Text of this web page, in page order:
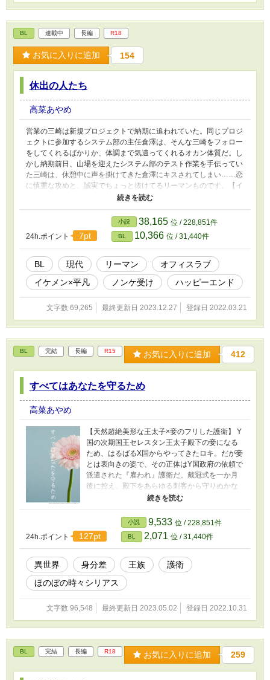
BL 連載中 長編 R18
お気に入りに追加 154
休出の人たち
高菜あやめ
営業の三崎は新規プロジェクトで納期に追われていた。同じプロジ
ェクトに参加するシステム部の主任倉澤は、そんな三崎をフォロー
をしてくれるばかりか、体調まで気遣ってくれるオカン体質だ。し
かし納期前日、山場を迎えたシステム部のテスト作業を手伝ってい
た三崎は、休憩中に声を掛けてきた倉澤にキスされてしまい……恋
に慎重な攻めと、誠実でちょっと抜けてるリーマンものです。【イ
ケメンで包容力あるけど恋に臆病？な攻ｘ真面目でちょっと抜けて
る受】
24h.ポイント 7pt
小説 38,165 位 / 228,851件
BL 10,366 位 / 31,440件
BL 現代 リーマン
オフィスラブ
イケメン×平凡
ノンケ受け ハッピーエンド
文字数 69,265 最終更新日 2023.12.27 登録日 2022.03.21
BL 完結 長編 R15 お気に入りに追加 412
すべてはあなたを守るため
高菜あやめ
【天然超絶美形な王太子×妾のフリした護衛】 Y
国の次期国王セレスタン王太子殿下の妾になる
ため、はるばるX国からやってきたロキ。だが妾
とは表向きの姿で、その正体はY国政府の依頼で
派遣された『雇われ』護衛だ。戴冠式を一か月
後に控え、殿下をあらゆる刺客から守りぬかな
くてはならない。しかしこの任務、殿下に素性
を知られないことが条件で、そのため武器も取
り上げられ、丸腰で護衛をするとか無茶な注文
をされる。ロキははたして殿下を守りぬけるの
か……愛情深い王太子殿下とポンコツ護衛のほ
のぼの切ないラブコメディです
24h.ポイント 127pt
小説 9,533 位 / 228,851件
BL 2,071 位 / 31,440件
異世界 身分差 王族
護衛
ほのぼの時々シリアス
文字数 96,548 最終更新日 2023.05.02 登録日 2022.10.31
BL 完結 長編 R18 お気に入りに追加 259